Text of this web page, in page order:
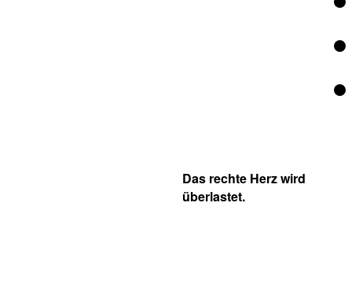
Das rechte Herz wird
überlastet.